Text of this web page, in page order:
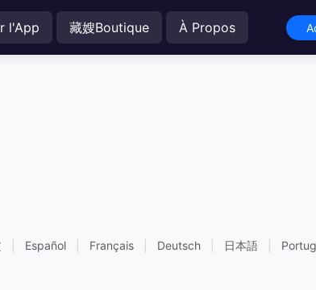
l'App 藏嫂Boutique À Propos
Español Français Deutsch 日本語